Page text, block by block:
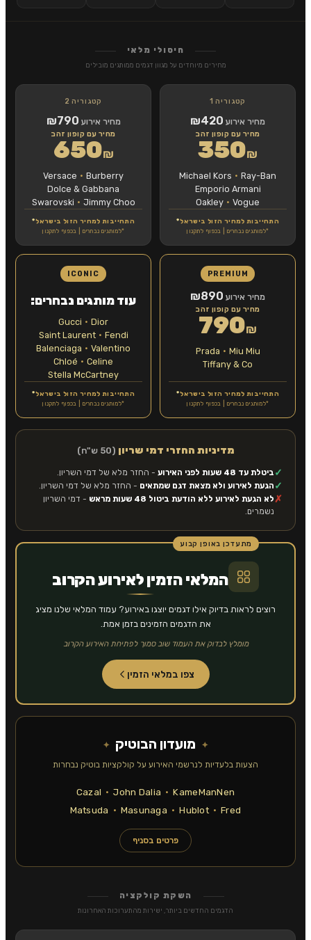
חיסולי מלאי
מחירים מיוחדים על מגוון דגמים ממותגים מובילים
קטגוריה 1
מחיר אירוע ₪420
מחיר עם קופון זהב
₪
350
Michael Kors · Ray-Ban
Emporio Armani
Oakley · Vogue
התחייבות למחיר הזול בישראל*
*למותגים נבחרים | בכפוף לתקנון
קטגוריה 2
מחיר אירוע ₪790
מחיר עם קופון זהב
₪
650
Versace · Burberry
Dolce & Gabbana
Swarovski · Jimmy Choo
התחייבות למחיר הזול בישראל*
*למותגים נבחרים | בכפוף לתקנון
PREMIUM
מחיר אירוע ₪890
מחיר עם קופון זהב
₪
790
Prada · Miu Miu
Tiffany & Co
התחייבות למחיר הזול בישראל*
*למותגים נבחרים | בכפוף לתקנון
ICONIC
עוד מותגים נבחרים:
Gucci · Dior
Saint Laurent · Fendi
Balenciaga · Valentino
Chloé · Celine
Stella McCartney
התחייבות למחיר הזול בישראל*
*למותגים נבחרים | בכפוף לתקנון
מדיניות החזרי דמי שריון (50 ש"ח)
✓ ביטלת עד 48 שעות לפני האירוע - החזר מלא של דמי השריון.
✓ הגעת לאירוע ולא מצאת דגם שמתאים - החזר מלא של דמי השריון.
✗לא הגעת לאירוע ללא הודעת ביטול 48 שעות מראש
- דמי השריון
נשמרים.
מתעדכן באופן קבוע
המלאי הזמין לאירוע הקרוב
רוצים לראות בדיוק אילו דגמים יוצגו באירוע? עמוד המלאי שלנו מציג
את הדגמים הזמינים בזמן אמת.
מומלץ לבדוק את העמוד שוב סמוך לפתיחת האירוע הקרוב
צפו במלאי הזמין
מועדון הבוטיק
הצעות בלעדיות לנרשמי האירוע על קולקציות בוטיק נבחרות
Cazal · John Dalia · KameManNen
Matsuda · Masunaga · Hublot · Fred
פרטים בסניף
השקת קולקציה
הדגמים החדשים ביותר, ישירות מהתערוכות האחרונות